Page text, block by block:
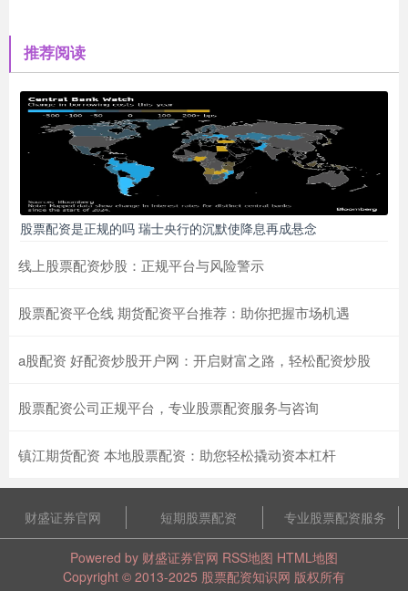
推荐阅读
股票配资是正规的吗 瑞士央行的沉默使降息再成悬念
线上股票配资炒股：正规平台与风险警示
股票配资平仓线 期货配资平台推荐：助你把握市场机遇
a股配资 好配资炒股开户网：开启财富之路，轻松配资炒股
股票配资公司正规平台，专业股票配资服务与咨询
镇江期货配资 本地股票配资：助您轻松撬动资本杠杆
财盛证券官网 短期股票配资 专业股票配资服务
Powered by 财盛证券官网 RSS地图 HTML地图
Copyright © 2013-2025 股票配资知识网 版权所有